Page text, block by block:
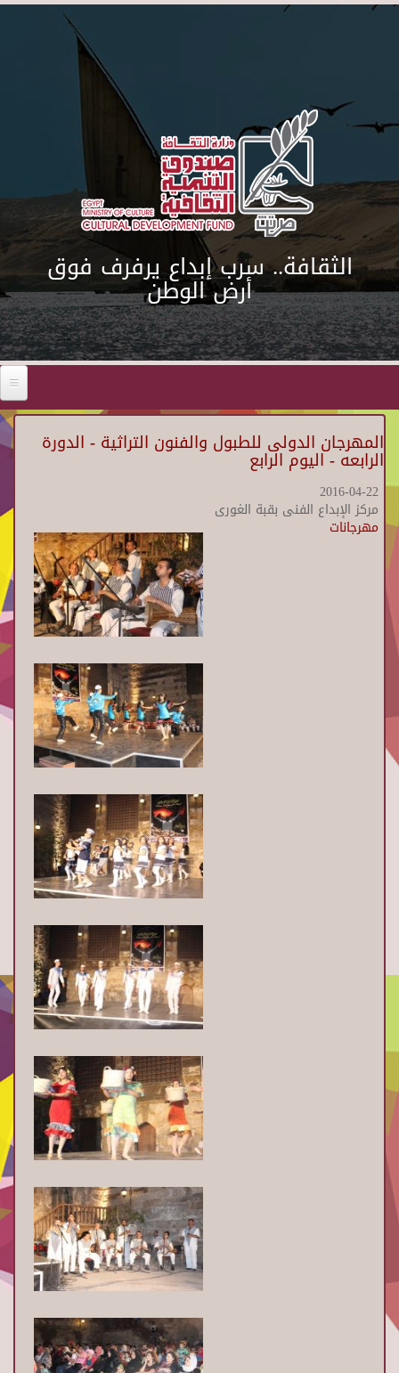
Skip to main content
الثقافة.. سرب إبداع يرفرف فوق
أرض الوطن
المهرجان الدولى للطبول والفنون التراثية - الدورة
الرابعه - اليوم الرابع
2016-04-22
مركز الإبداع الفنى بقبة الغورى
مهرجانات